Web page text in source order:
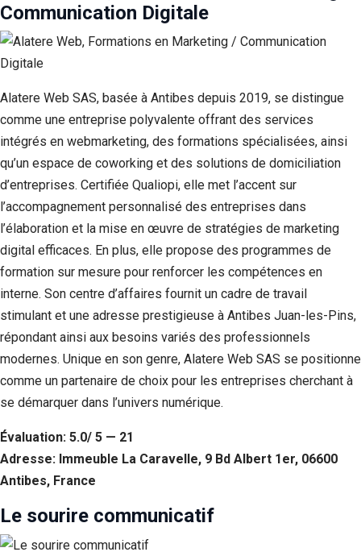
Communication Digitale
Alatere Web SAS, basée à Antibes depuis 2019, se distingue
comme une entreprise polyvalente offrant des services
intégrés en webmarketing, des formations spécialisées, ainsi
qu’un espace de coworking et des solutions de domiciliation
d’entreprises. Certifiée Qualiopi, elle met l’accent sur
l’accompagnement personnalisé des entreprises dans
l’élaboration et la mise en œuvre de stratégies de marketing
digital efficaces. En plus, elle propose des programmes de
formation sur mesure pour renforcer les compétences en
interne. Son centre d’affaires fournit un cadre de travail
stimulant et une adresse prestigieuse à Antibes Juan-les-Pins,
répondant ainsi aux besoins variés des professionnels
modernes. Unique en son genre, Alatere Web SAS se positionne
comme un partenaire de choix pour les entreprises cherchant à
se démarquer dans l’univers numérique.
Évaluation: 5.0/ 5 — 21
Adresse: Immeuble La Caravelle, 9 Bd Albert 1er, 06600
Antibes, France
Le sourire communicatif